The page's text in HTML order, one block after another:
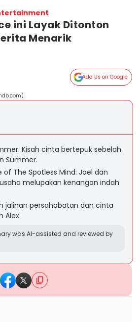
ini Layak Ditonton
Menarik
Add Us on Google
Kisah cinta bertepuk sebelah
Summer.
of The Spotless Mind: Joel dan
melupakan kenangan indah
jalinan persahabatan dan cinta
Alex.
was AI-assisted and reviewed by